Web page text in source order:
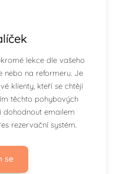
lekce dle vašeho
nebo na reformeru. Je
klienty, kteří se chtějí
těchto pohybových
dohodnout emailem
rezervační systém.
se